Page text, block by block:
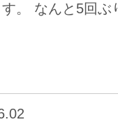
。 なんと5回ぶ